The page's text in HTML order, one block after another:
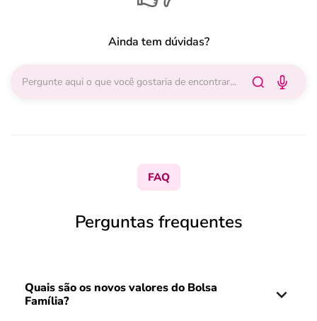
Ainda tem dúvidas?
FAQ
Perguntas frequentes
Quais são os novos valores do Bolsa
Família?